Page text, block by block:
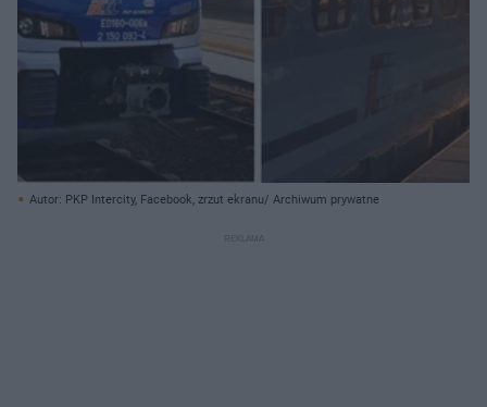
Autor: PKP Intercity, Facebook, zrzut ekranu/ Archiwum prywatne